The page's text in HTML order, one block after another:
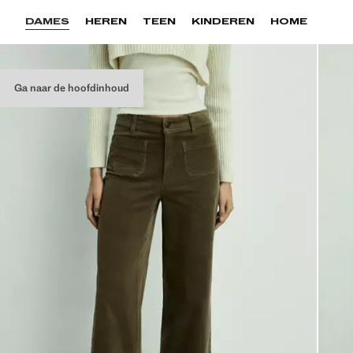
Ga naar de hoofdinhoud
DAMES HEREN TEEN KINDEREN HOME